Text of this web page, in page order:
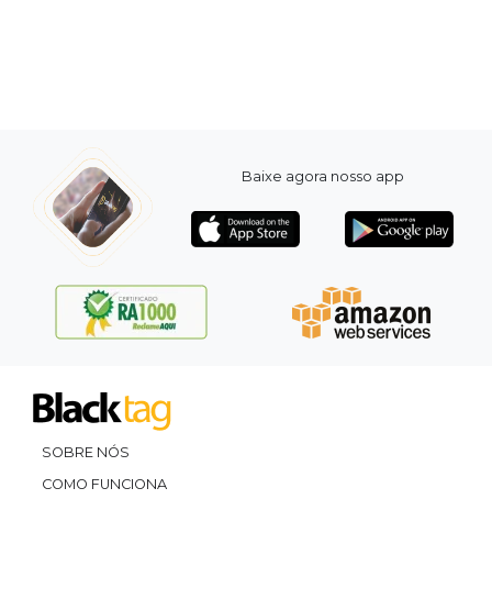
Baixe agora nosso app
SOBRE NÓS
COMO FUNCIONA